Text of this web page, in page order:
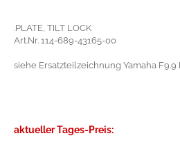
.PLATE, TILT LOCK
Art.Nr. 114-689-43165-00
siehe Ersatzteilzeichnung Yamaha F9.9
aktueller Tages-Preis: